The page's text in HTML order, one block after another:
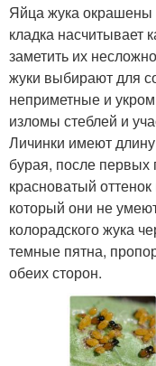
Яйца жука окрашены
кладка насчитывает
заметить их
жуки выбирают для
неприметные и
изломы стеблей и
Личинки имеют
бурая, после
красноватый
который они не
колорадского жука
темные пятна,
обеих сторон.